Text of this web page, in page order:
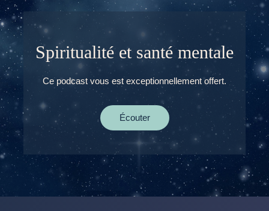
Spiritualité et santé mentale
Ce podcast vous est exceptionnellement offert.
Écouter